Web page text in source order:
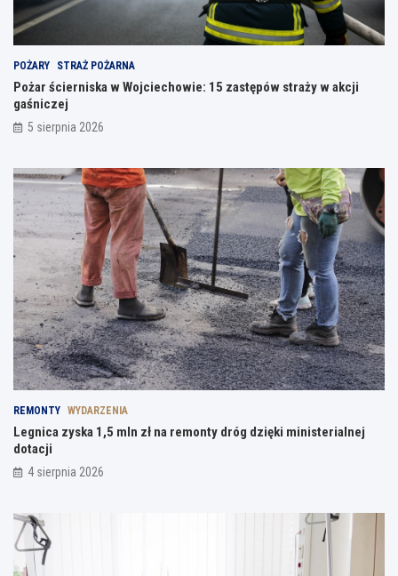
POŻARY STRAŻ POŻARNA
Pożar ścierniska w Wojciechowie: 15 zastępów straży w akcji
gaśniczej
5 sierpnia 2026
REMONTY WYDARZENIA
Legnica zyska 1,5 mln zł na remonty dróg dzięki ministerialnej
dotacji
4 sierpnia 2026